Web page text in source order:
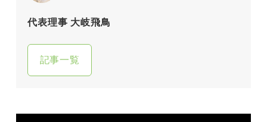
代表理事 大岐飛鳥
記事一覧